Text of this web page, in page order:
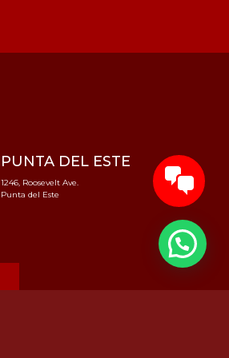
PUNTA DEL ESTE
1246, Roosevelt Ave.
Punta del Este